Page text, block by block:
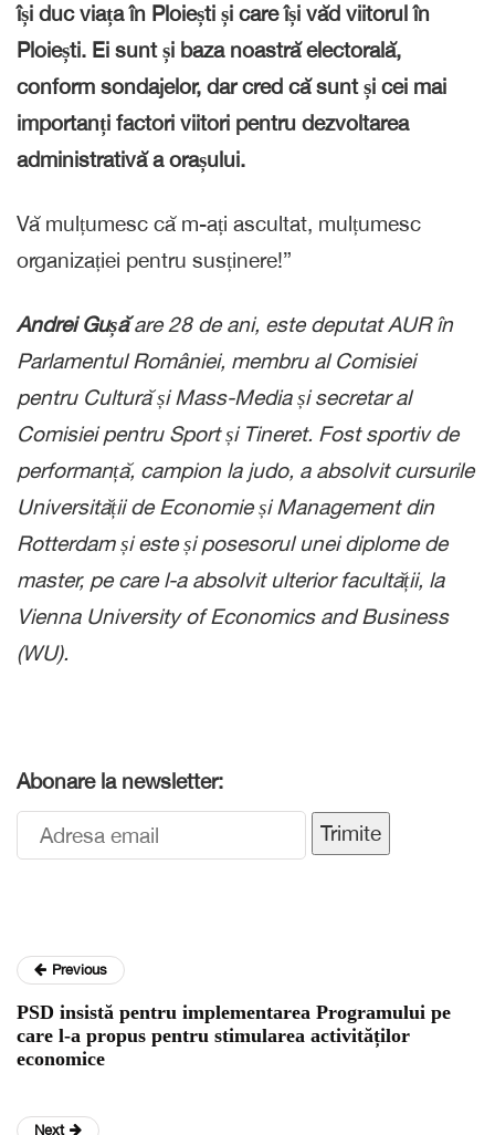
își duc viața în Ploiești și care își văd viitorul în
Ploiești. Ei sunt și baza noastră electorală,
conform sondajelor, dar cred că sunt și cei mai
importanți factori viitori pentru dezvoltarea
administrativă a orașului.
Vă mulțumesc că m-ați ascultat, mulțumesc
organizației pentru susținere!”
Andrei Gușăare 28 de ani, este deputat AUR în
Parlamentul României, membru al Comisiei
pentru Cultură și Mass-Media și secretar al
Comisiei pentru Sport și Tineret. Fost sportiv de
performanță, campion la judo, a absolvit cursurile
Universității de Economie și Management din
Rotterdam și este și posesorul unei diplome de
master, pe care l-a absolvit ulterior facultății, la
Vienna University of Economics and Business
(WU).
Abonare la newsletter:
Trimite
Previous
PSD insistă pentru implementarea Programului pe
care l-a propus pentru stimularea activităților
economice
Next